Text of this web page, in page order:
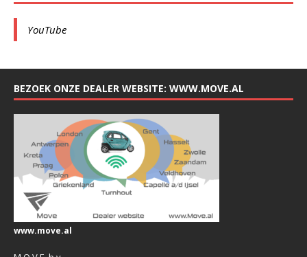
YouTube
BEZOEK ONZE DEALER WEBSITE: WWW.MOVE.AL
www.move.al